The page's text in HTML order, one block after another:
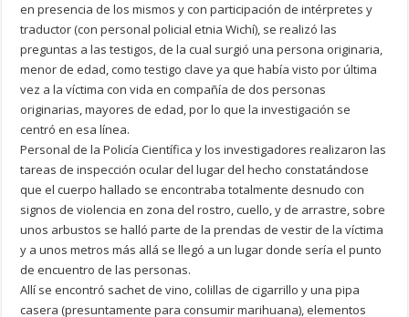
en presencia de los mismos y con participación de intérpretes y
traductor (con personal policial etnia Wichí), se realizó las
preguntas a las testigos, de la cual surgió una persona originaria,
menor de edad, como testigo clave ya que había visto por última
vez a la víctima con vida en compañía de dos personas
originarias, mayores de edad, por lo que la investigación se
centró en esa línea.
Personal de la Policía Científica y los investigadores realizaron las
tareas de inspección ocular del lugar del hecho constatándose
que el cuerpo hallado se encontraba totalmente desnudo con
signos de violencia en zona del rostro, cuello, y de arrastre, sobre
unos arbustos se halló parte de la prendas de vestir de la víctima
y a unos metros más allá se llegó a un lugar donde sería el punto
de encuentro de las personas.
Allí se encontró sachet de vino, colillas de cigarrillo y una pipa
casera (presuntamente para consumir marihuana), elementos